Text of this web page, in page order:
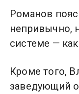
Романов
непривычно,
системе —
Кроме того,
заведующий